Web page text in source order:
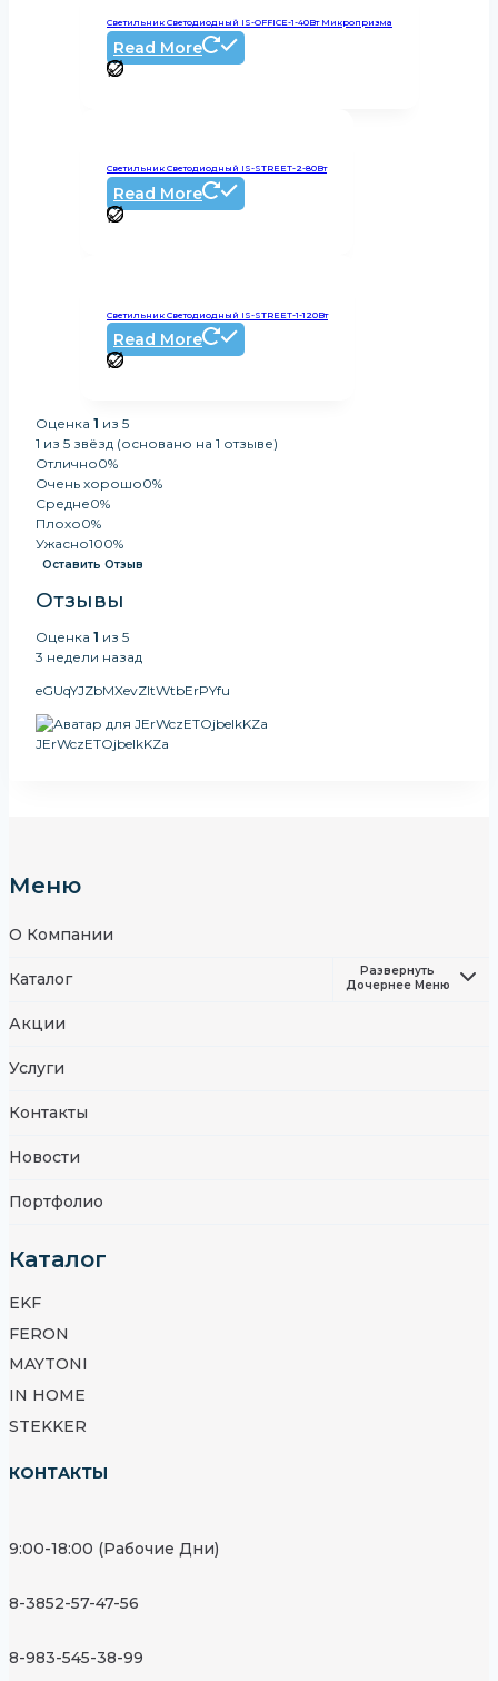
Светильник Светодиодный IS-OFFICE-1-40Вт Микропризма
Read More
Светильник Светодиодный IS-STREET-2-80Вт
Read More
Светильник Светодиодный IS-STREET-1-120Вт
Read More
Оценка 1 из 5
1 из 5 звёзд (основано на 1 отзыве)
Отлично0%
Очень хорошо0%
Средне0%
Плохо0%
Ужасно100%
Оставить Отзыв
Отзывы
Оценка 1 из 5
3 недели назад
eGUqYJZbMXevZItWtbErPYfu
JErWczETOjbelkKZa
Меню
О Компании
Каталог
Развернуть
Дочернее Меню
Акции
Услуги
Контакты
Новости
Портфолио
Каталог
EKF
FERON
MAYTONI
IN HOME
STEKKER
КОНТАКТЫ
9:00-18:00 (Рабочие Дни)
8-3852-57-47-56
8-983-545-38-99